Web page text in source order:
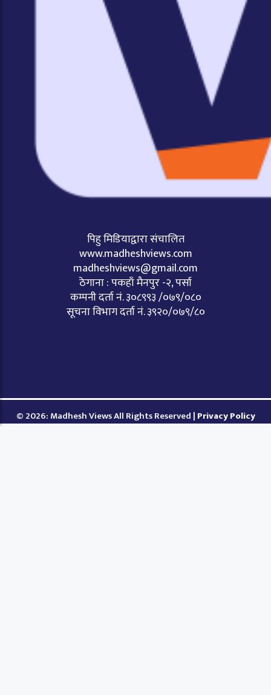
पिहु मिडियाद्वारा संचालित
www.madheshviews.com
madheshviews@gmail.com
ठेगाना : पकहाँ मैनपुर -२, पर्सा
कम्पनी दर्ता नं. ३०८९९३ /०७९/०८०
सूचना विभाग दर्ता नं. ३९२०/०७९/८०
© 2026: Madhesh Views All Rights Reserved | Privacy Policy